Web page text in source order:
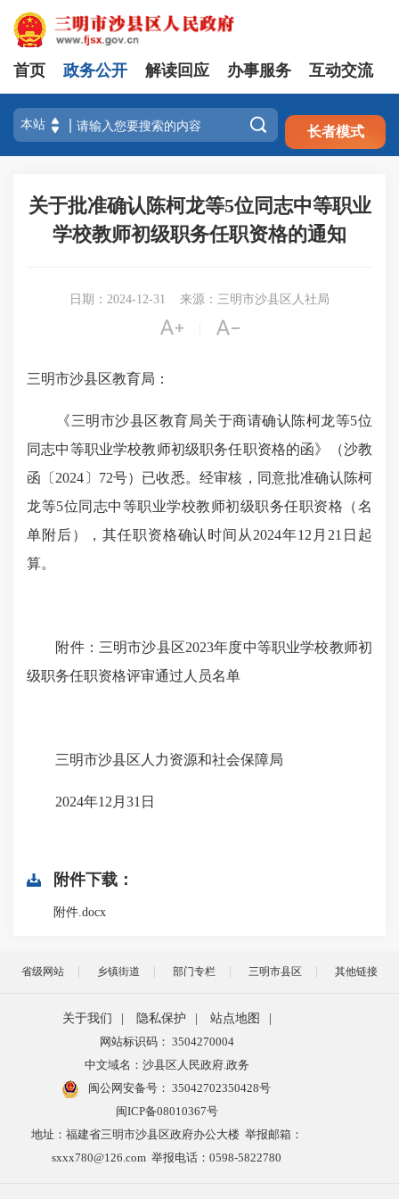
注册 登录
首页 政务公开 解读回应 办事服务 互动交流
 长者模式
关于批准确认陈柯龙等5位同志中等职业
学校教师初级职务任职资格的通知
日期：2024-12-31 来源：三明市沙县区人社局
 
三明市沙县区教育局：
《三明市沙县区教育局关于商请确认陈柯龙等5位
同志中等职业学校教师初级职务任职资格的函》（沙教
函〔2024〕72号）已收悉。经审核，同意批准确认陈柯
龙等5位同志中等职业学校教师初级职务任职资格（名
单附后），其任职资格确认时间从2024年12月21日起
算。
附件：三明市沙县区2023年度中等职业学校教师初
级职务任职资格评审通过人员名单
三明市沙县区人力资源和社会保障局
2024年12月31日
附件下载：
附件.docx
省级网站 乡镇街道 部门专栏 三明市县区 其他链接
关于我们 隐私保护 站点地图
网站标识码： 3504270004
中文域名：沙县区人民政府.政务
闽公网安备号： 35042702350428号
闽ICP备08010367号
地址：福建省三明市沙县区政府办公大楼 举报邮箱：
sxxx780@126.com 举报电话：0598-5822780